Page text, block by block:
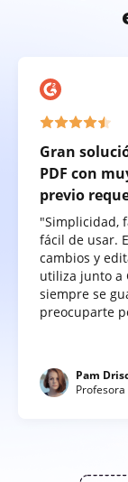
Gran
PDF con
previo
"Simplicidad,
fácil de usar.
cambios y
utiliza junto a
siempre se
preocuparte
Pam
Profesora